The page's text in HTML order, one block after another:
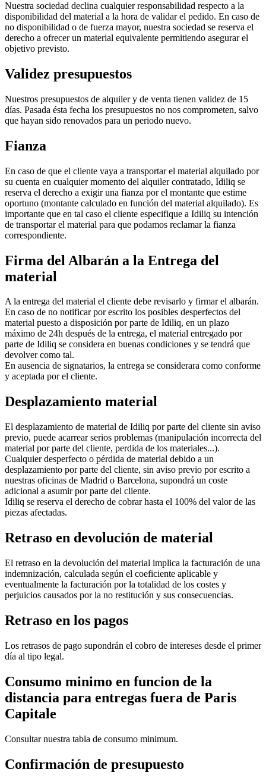
Nuestra sociedad declina cualquier responsabilidad respecto a la
disponibilidad del material a la hora de validar el pedido. En caso de
no disponibilidad o de fuerza mayor, nuestra sociedad se reserva el
derecho a ofrecer un material equivalente permitiendo asegurar el
objetivo previsto.
Validez presupuestos
Nuestros presupuestos de alquiler y de venta tienen validez de 15
días. Pasada ésta fecha los presupuestos no nos comprometen, salvo
que hayan sido renovados para un periodo nuevo.
Fianza
En caso de que el cliente vaya a transportar el material alquilado por
su cuenta en cualquier momento del alquiler contratado, Idiliq se
reserva el derecho a exigir una fianza por el montante que estime
oportuno (montante calculado en función del material alquilado). Es
importante que en tal caso el cliente especifique a Idiliq su intención
de transportar el material para que podamos reclamar la fianza
correspondiente.
Firma del Albarán a la Entrega del
material
A la entrega del material el cliente debe revisarlo y firmar el albarán.
En caso de no notificar por escrito los posibles desperfectos del
material puesto a disposición por parte de Idiliq, en un plazo
máximo de 24h después de la entrega, el material entregado por
parte de Idiliq se considera en buenas condiciones y se tendrá que
devolver como tal.
En ausencia de signatarios, la entrega se considerara como conforme
y aceptada por el cliente.
Desplazamiento material
El desplazamiento de material de Idiliq por parte del cliente sin aviso
previo, puede acarrear serios problemas (manipulación incorrecta del
material por parte del cliente, perdida de los materiales...).
Cualquier desperfecto o pérdida de material debido a un
desplazamiento por parte del cliente, sin aviso previo por escrito a
nuestras oficinas de Madrid o Barcelona, supondrá un coste
adicional a asumir por parte del cliente.
Idiliq se reserva el derecho de cobrar hasta el 100% del valor de las
piezas afectadas.
Retraso en devolución de material
El retraso en la devolución del material implica la facturación de una
indemnización, calculada según el coeficiente aplicable y
eventualmente la facturación por la totalidad de los costes y
perjuicios causados por la no restitución y sus consecuencias.
Retraso en los pagos
Los retrasos de pago supondrán el cobro de intereses desde el primer
día al tipo legal.
Consumo minimo en funcion de la
distancia para entregas fuera de Paris
Capitale
Consultar nuestra tabla de consumo minimum.
Confirmación de presupuesto